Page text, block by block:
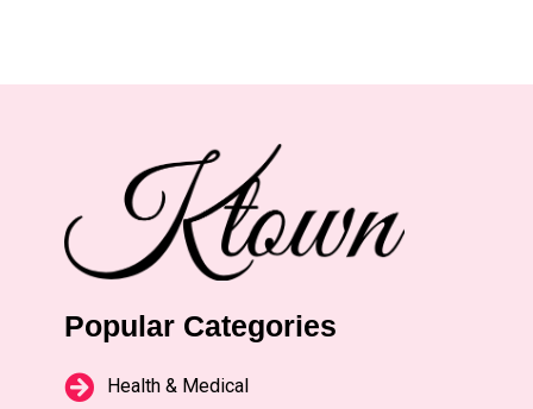
Popular Categories
Health & Medical